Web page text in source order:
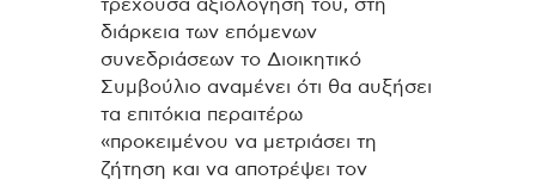
τρέχουσα αξιολόγησή του, στη
διάρκεια των επόμενων
συνεδριάσεων το Διοικητικό
Συμβούλιο αναμένει ότι θα αυξήσει
τα επιτόκια περαιτέρω
«προκειμένου να μετριάσει τη
ζήτηση και να αποτρέψει τον